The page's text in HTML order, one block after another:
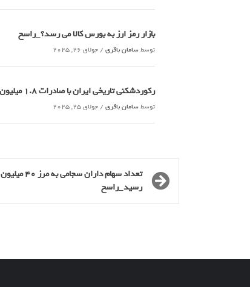
بازار رمز ارز به بورس کالا می رسد؟_راسخ
توسطسامان باقری / جولای 26, 2025
رکوردشکنی تاریخی ایران با صادرات 1.8 میلیون بشکه ای نفت خام_راسخ
توسطسامان باقری / جولای 25, 2025
تعداد سهام داران سجامی به مرز 40 میلیون
رسید_راسخ